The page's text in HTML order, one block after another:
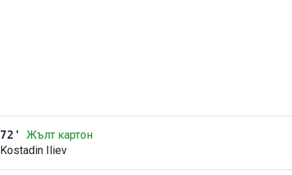
72'
Жълт картон
Kostadin Iliev